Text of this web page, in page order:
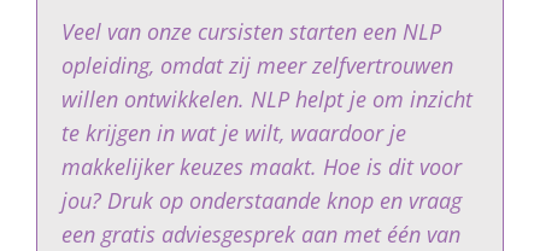
Veel van onze cursisten starten een NLP
opleiding, omdat zij meer zelfvertrouwen
willen ontwikkelen. NLP helpt je om inzicht
te krijgen in wat je wilt, waardoor je
makkelijker keuzes maakt. Hoe is dit voor
jou? Druk op onderstaande knop en vraag
een gratis adviesgesprek aan met één van